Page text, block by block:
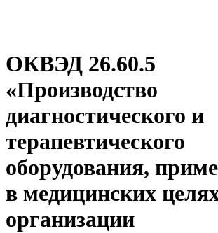
ОКВЭД 26.60.5
«Производство
диагностического и
терапевтического
оборудования,
в медицинских
организации